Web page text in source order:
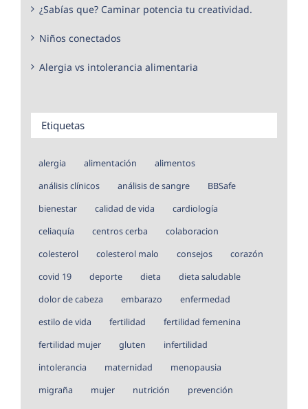
¿Sabías que? Caminar potencia tu creatividad.
Niños conectados
Alergia vs intolerancia alimentaria
Etiquetas
alergia alimentación
alimentos
análisis clínicos
análisis de sangre
BBSafe
bienestar
calidad de vida
cardiología
celiaquía
centros cerba
colaboracion
colesterol
colesterol malo consejos
corazón
covid 19
deporte dieta
dieta saludable
dolor de cabeza
embarazo
enfermedad
estilo de vida
fertilidad
fertilidad femenina
fertilidad mujer
gluten
infertilidad
intolerancia
maternidad
menopausia
migraña
mujer nutrición
prevención